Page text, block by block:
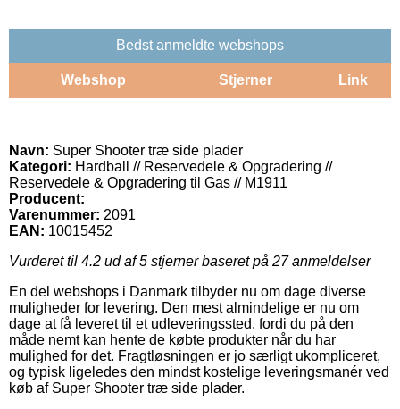
Bedst anmeldte webshops
Webshop Stjerner Link
Navn: Super Shooter træ side plader
Kategori: Hardball // Reservedele & Opgradering //
Reservedele & Opgradering til Gas // M1911
Producent:
Varenummer: 2091
EAN: 10015452
Vurderet til 4.2 ud af 5 stjerner baseret på 27anmeldelser
En del webshops i Danmark tilbyder nu om dage diverse
muligheder for levering. Den mest almindelige er nu om
dage at få leveret til et udleveringssted, fordi du på den
måde nemt kan hente de købte produkter når du har
mulighed for det. Fragtløsningen er jo særligt ukompliceret,
og typisk ligeledes den mindst kostelige leveringsmanér ved
køb af Super Shooter træ side plader.